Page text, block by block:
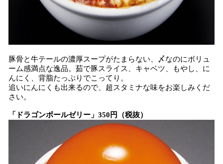
豚骨と牛テールの濃厚スープがたまらない、〆なのにボリュ
ーム感満点な逸品。茹で豚スライス、キャベツ、もやし、に
んにく、背脂たっぷりでこってり。
追いにんにくも出来るので、超スタミナな味をお楽しみくだ
さい。
「ドラゴンボールゼリー」350円（税抜）